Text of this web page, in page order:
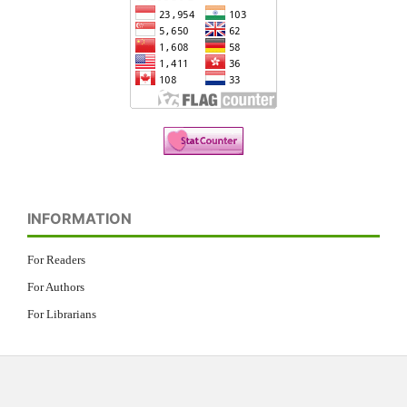
INFORMATION
For Readers
For Authors
For Librarians